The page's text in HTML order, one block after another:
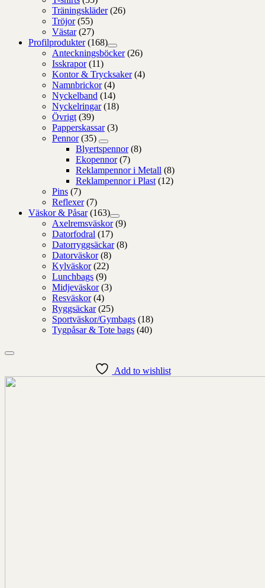
Träningskläder (26)
Tröjor (55)
Västar (27)
Profilprodukter (168)
Anteckningsböcker (26)
Isskrapor (11)
Kontor & Trycksaker (4)
Namnbrickor (4)
Nyckelband (14)
Nyckelringar (18)
Övrigt (39)
Papperskassar (3)
Pennor (35)
Blyertspennor (8)
Ekopennor (7)
Reklampennor i Metall (8)
Reklampennor i Plast (12)
Pins (7)
Reflexer (7)
Väskor & Påsar (163)
Axelremsväskor (9)
Datorfodral (17)
Datorryggsäckar (8)
Datorväskor (8)
Kylväskor (22)
Lunchbags (9)
Midjeväskor (3)
Resväskor (4)
Ryggsäckar (25)
Sportväskor/Gymbags (18)
Tygpåsar & Tote bags (40)
Add to wishlist